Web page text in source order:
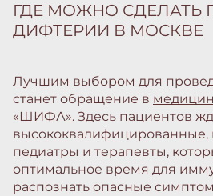
ГДЕ МОЖНО СДЕЛАТЬ
ДИФТЕРИИ В МОСКВЕ
Лучшим выбором для
станет обращение в
«ШИФА». Здесь пациентов
высококвалифицированные,
педиатры и терапевты,
оптимальное время для
распознать опасные